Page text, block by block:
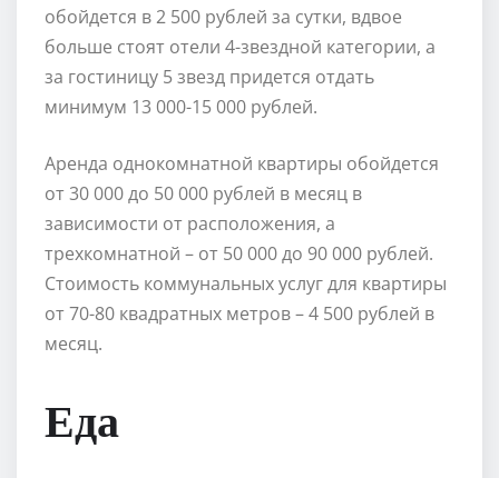
обойдется в 2 500 рублей за сутки, вдвое
больше стоят отели 4-звездной категории, а
за гостиницу 5 звезд придется отдать
минимум 13 000-15 000 рублей.
Аренда однокомнатной квартиры обойдется
от 30 000 до 50 000 рублей в месяц в
зависимости от расположения, а
трехкомнатной – от 50 000 до 90 000 рублей.
Стоимость коммунальных услуг для квартиры
от 70-80 квадратных метров – 4 500 рублей в
месяц.
Еда